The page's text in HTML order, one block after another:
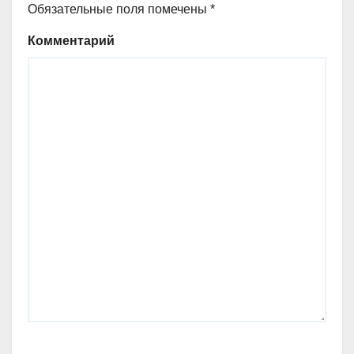
Обязательные поля помечены *
Комментарий